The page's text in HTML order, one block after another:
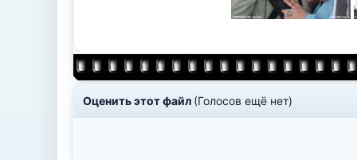
Оценить этот файл (Голосов ещё нет)